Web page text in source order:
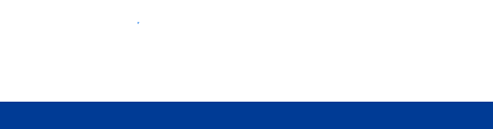
मेहमानों का स्वागत करना शुरू करें